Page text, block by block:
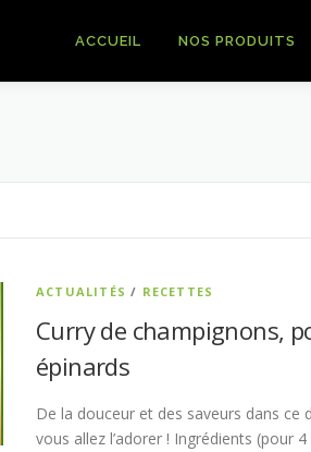
ACCUEIL NOS PRODUITS
ACTUALITÉS / RECETTES
Curry de champignons,
épinards
De la douceur et des saveurs dans ce
vous allez l’adorer ! Ingrédients (pour